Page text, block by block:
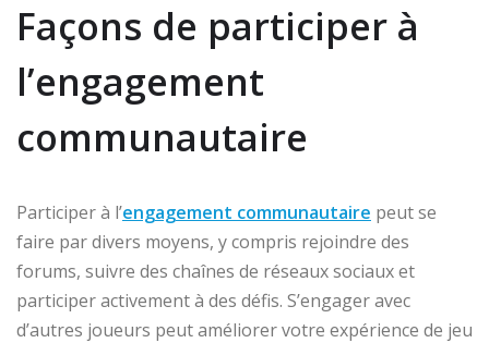
Façons de participer à
l’engagement
communautaire
Participer à l’engagement communautaire peut se
faire par divers moyens, y compris rejoindre des
forums, suivre des chaînes de réseaux sociaux et
participer activement à des défis. S’engager avec
d’autres joueurs peut améliorer votre expérience de jeu